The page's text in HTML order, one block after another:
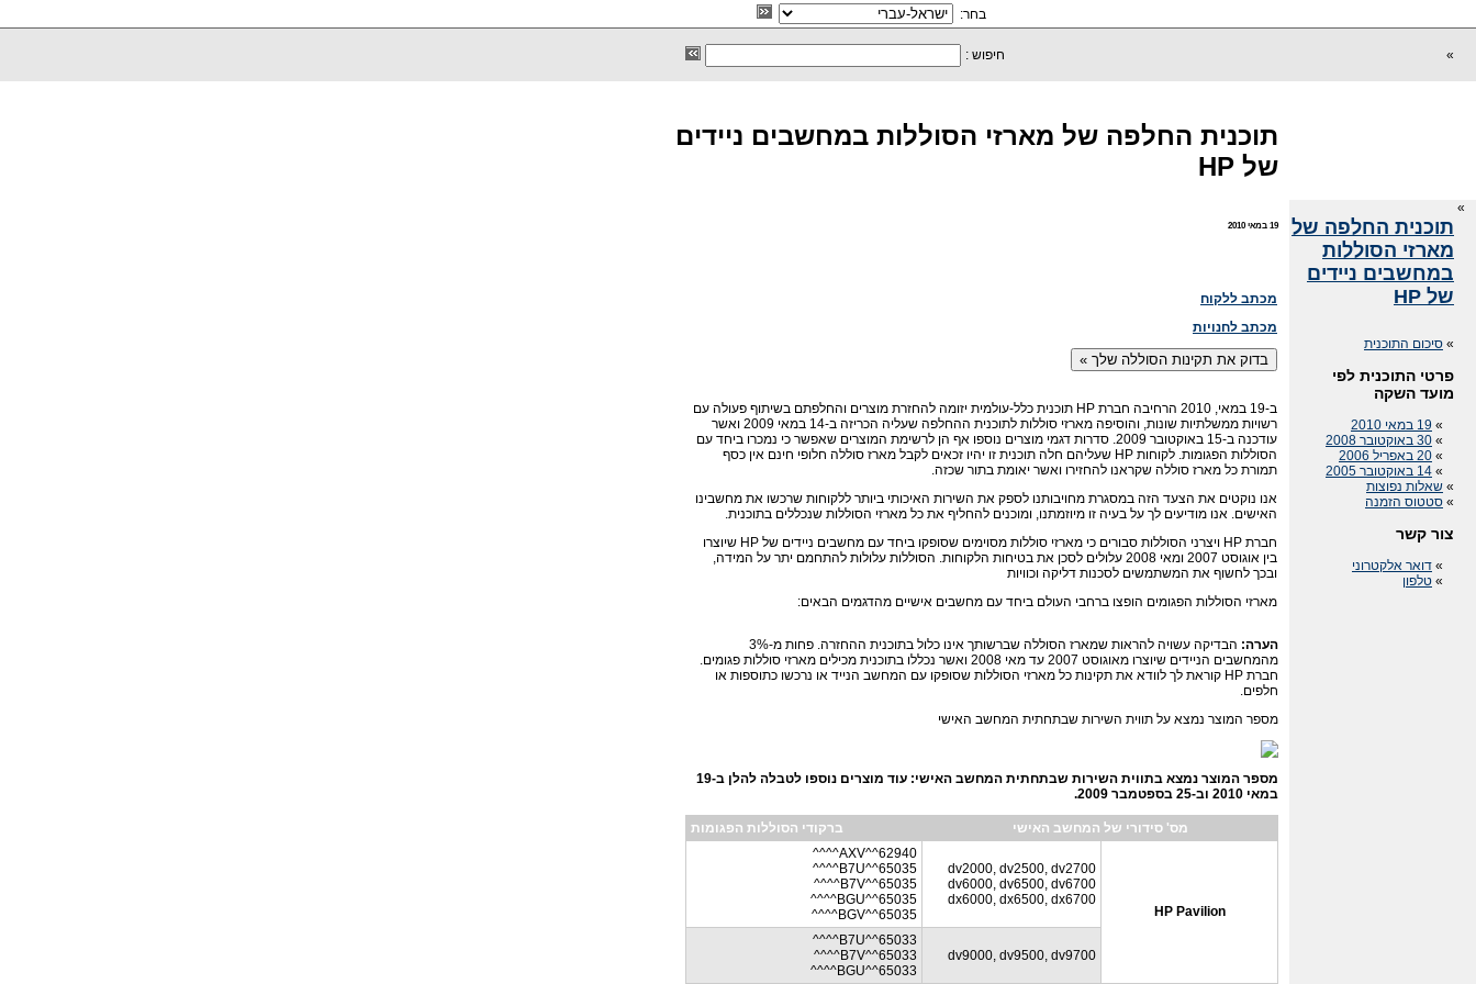
בחר:
» חיפוש :
תוכנית החלפה של מארזי הסוללות במחשבים ניידים
של HP
»
תוכנית החלפה של
מארזי הסוללות
במחשבים ניידים
של HP
» סיכום התוכנית
פרטי התוכנית לפי
מועד השקה
» 19 במאי 2010
» 30 באוקטובר 2008
» 20 באפריל 2006
» 14 באוקטובר 2005
» שאלות נפוצות
» סטטוס הזמנה
צור קשר
» דואר אלקטרוני
» טלפון
19 במאי 2010
מכתב ללקוח
מכתב לחנויות
ב-19 במאי, 2010 הרחיבה חברת HP תוכנית כלל-עולמית יזומה להחזרת מוצרים והחלפתם בשיתוף פעולה עם
רשויות ממשלתיות שונות, והוסיפה מארזי סוללות לתוכנית ההחלפה שעליה הכריזה ב-14 במאי 2009 ואשר
עודכנה ב-15 באוקטובר 2009. סדרות דגמי מוצרים נוספו אף הן לרשימת המוצרים שאפשר כי נמכרו ביחד עם
הסוללות הפגומות. לקוחות HP שעליהם חלה תוכנית זו יהיו זכאים לקבל מארז סוללה חלופי חינם אין כסף
תמורת כל מארז סוללה שקראנו להחזירו ואשר יאומת בתור שכזה.
אנו נוקטים את הצעד הזה במסגרת מחויבותנו לספק את השירות האיכותי ביותר ללקוחות שרכשו את מחשבינו
האישים. אנו מודיעים לך על בעיה זו מיוזמתנו, ומוכנים להחליף את כל מארזי הסוללות שנכללים בתוכנית.
חברת HP ויצרני הסוללות סבורים כי מארזי סוללות מסוימים שסופקו ביחד עם מחשבים ניידים של HP שיוצרו
בין אוגוסט 2007 ומאי 2008 עלולים לסכן את בטיחות הלקוחות. הסוללות עלולות להתחמם יתר על המידה,
ובכך לחשוף את המשתמשים לסכנות דליקה וכוויות
מארזי הסוללות הפגומים הופצו ברחבי העולם ביחד עם מחשבים אישיים מהדגמים הבאים:
הערה:
הבדיקה עשויה להראות שמארז הסוללה שברשותך אינו כלול בתוכנית ההחזרה. פחות מ-3%
מהמחשבים הניידים שיוצרו מאוגוסט 2007 עד מאי 2008 ואשר נכללו בתוכנית מכילים מארזי סוללות פגומים.
חברת HP קוראת לך לוודא את תקינות כל מארזי הסוללות שסופקו עם המחשב הנייד או נרכשו כתוספות או
חלפים.
מספר המוצר נמצא על תווית השירות שבתחתית המחשב האישי
מספר המוצר נמצא בתווית השירות שבתחתית המחשב האישי: עוד מוצרים נוספו לטבלה להלן ב-19
במאי 2010 וב-25 בספטמבר 2009.
מס' סידורי של המחשב האישי ברקודי הסוללות הפגומות
HP Pavilion
dv2000, dv2500, dv2700
dv6000, dv6500, dv6700
dx6000, dx6500, dx6700
62940^^AXV^^^^
65035^^B7U^^^^
65035^^B7V^^^^
65035^^BGU^^^^
65035^^BGV^^^^
dv9000, dv9500, dv9700
65033^^B7U^^^^
65033^^B7V^^^^
65033^^BGU^^^^